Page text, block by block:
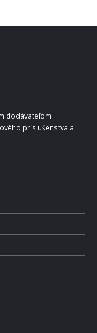
dodávateľom
príslušenstva a